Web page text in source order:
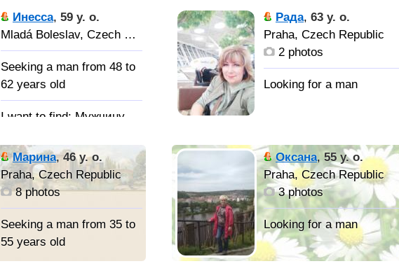
Инесса, 59 y. o.
Mladá Boleslav, Czech Republic
Seeking a man from 48 to
62 years old
Мужчину
отношений
Рада, 63 y. o.
Praha, Czech Republic
2 photos
Марина,46 y. o.
Praha, Czech Republic
8 photos
Seeking a man from 35 to
55 years old
Oксана, 55 y. o.
Praha, Czech Republic
3 photos